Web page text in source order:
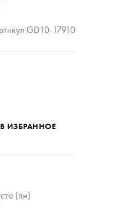
GD10-17910
В ИЗБРАННОE
(пн)